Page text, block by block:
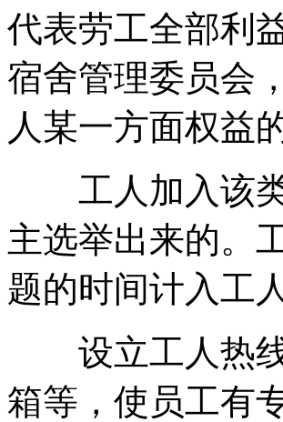
代表劳工全部利
宿舍管理委员会
人某一方面权益
工人加入该类
主选举出来的。
题的时间计入工
设立工人热线
箱等，使员工有